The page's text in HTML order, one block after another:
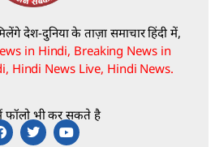
देश-दुनिया के ताज़ा समाचार हिंदी में,
in Hindi, Breaking News in
Hindi News Live, Hindi News.
भी कर सकते है